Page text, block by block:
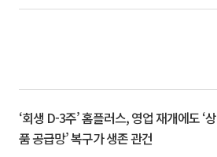
‘회생 D-3주’ 홈플러스, 영업 재개에도 ‘상
품 공급망’ 복구가 생존 관건